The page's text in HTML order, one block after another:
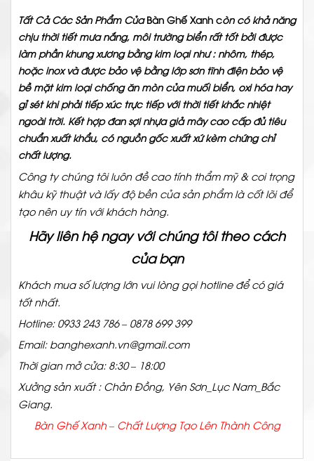
Tất Cả Các Sản Phẩm CủaBàn Ghế Xanh còn có khả năng
chịu thời tiết mưa nắng, môi trường biển rất tốt bởi được
làm phần khung xương bằng kim loại như : nhôm, thép,
hoặc inox và được bảo vệ bằng lớp sơn tĩnh điện bảo vệ
bề mặt kim loại chống ăn mòn của muối biển, oxi hóa hay
gỉ sét khi phải tiếp xúc trực tiếp với thời tiết khắc nhiệt
ngoài trời. Kết hợp đan sợi nhựa giả mây cao cấp đủ tiêu
chuẩn xuất khẩu, có nguồn gốc xuất xứ kèm chứng chỉ
chất lượng.
Công ty chúng tôi luôn đề cao tính thẩm mỹ & coi trọng
khâu kỹ thuật và lấy độ bền của sản phẩm là cốt lõi để
tạo nên uy tín với khách hàng.
Hãy liên hệ ngay với chúng tôi theo cách
của bạn
Khách mua số lượng lớn vui lòng gọi hotline để có giá
tốt nhất.
Hotline: 0933 243 786 – 0878 699 399
Email: banghexanh.vn@gmail.com
Thời gian mở cửa: 8:30 – 18:00
Xưởng sản xuất : Chản Đồng, Yên Sơn_Lục Nam_Bắc
Giang.
Bàn Ghế Xanh – ChấtLượng Tạo Lên Thành Công